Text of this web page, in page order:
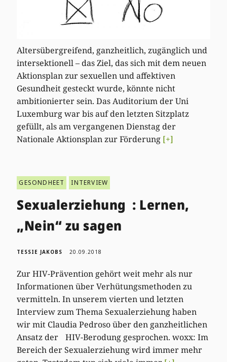
Altersübergreifend, ganzheitlich, zugänglich und
intersektionell – das Ziel, das sich mit dem neuen
Aktionsplan zur sexuellen und affektiven
Gesundheit gesteckt wurde, könnte nicht
ambitionierter sein. Das Auditorium der Uni
Luxemburg war bis auf den letzten Sitzplatz
gefüllt, als am vergangenen Dienstag der
Nationale Aktionsplan zur Förderung [+]
GESONDHEET INTERVIEW
Sexualerziehung : Lernen,
„Nein“ zu sagen
TESSIE JAKOBS 20.09.2018
Zur HIV-Prävention gehört weit mehr als nur
Informationen über Verhütungsmethoden zu
vermitteln. In unserem vierten und letzten
Interview zum Thema Sexualerziehung haben
wir mit Claudia Pedroso über den ganzheitlichen
Ansatz der HIV-Berodung gesprochen. woxx: Im
Bereich der Sexualerziehung wird immer mehr